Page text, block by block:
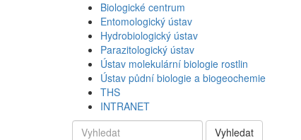
Biologické centrum
Entomologický ústav
Hydrobiologický ústav
Parazitologický ústav
Ústav molekulární biologie rostlin
Ústav půdní biologie a biogeochemie
THS
INTRANET
Vyhledat